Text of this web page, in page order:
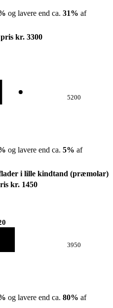
og lavere end ca. 31% af
kr. 3300
5200
og lavere end ca. 5% af
i lille kindtand (præmolar)
kr. 1450
3950
og lavere end ca. 80% af